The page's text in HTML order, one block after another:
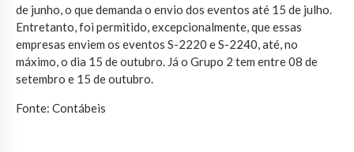
de junho, o que demanda o envio dos eventos até 15 de julho.
Entretanto, foi permitido, excepcionalmente, que essas
empresas enviem os eventos S-2220 e S-2240, até, no
máximo, o dia 15 de outubro. Já o Grupo 2 tem entre 08 de
setembro e 15 de outubro.
Fonte: Contábeis